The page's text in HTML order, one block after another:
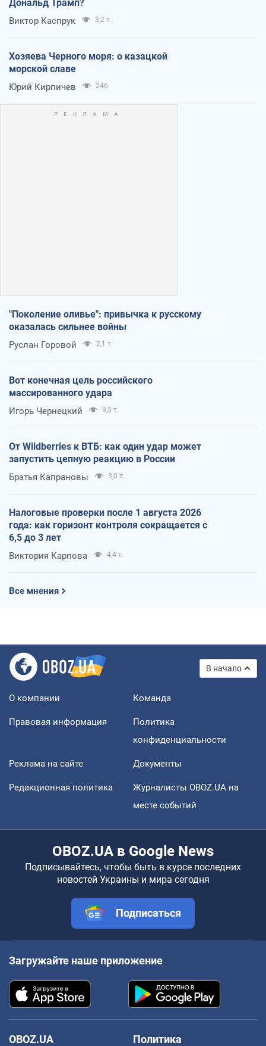
Дональд Трамп?
Виктор Каспрук 3,2 т.
Хозяева Черного моря: о казацкой
морской славе
Юрий Кирпичев 246
"Поколение оливье": привычка к русскому
оказалась сильнее войны
Руслан Горовой 2,1 т.
Вот конечная цель российского
массированного удара
Игорь Чернецкий 3,5 т.
От Wildberries к ВТБ: как один удар может
запустить цепную реакцию в России
Братья Капрановы 3,0 т.
Налоговые проверки после 1 августа 2026
года: как горизонт контроля сокращается с
6,5 до 3 лет
Виктория Карпова 4,4 т.
Все мнения
В начало
О компании Команда
Правовая информация
Политика
конфиденциальности
Реклама на сайте Документы
Редакционная политика
Журналисты OBOZ.UA на
месте событий
OBOZ.UA в Google News
Подписывайтесь, чтобы быть в курсе последних
новостей Украины и мира сегодня
Подписаться
Загружайте наше приложение
OBOZ.UA
Политика